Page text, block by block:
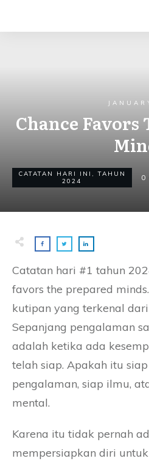
Chance Favors
CATATAN HARI INI ,TAHUN
2024
0
Catatan hari #1 tahun
favors the prepared
kutipan yang terkenal
Sepanjang pengalaman
adalah ketika ada
telah siap. Apakah itu
pengalaman, siap ilmu,
mental.
Karena itu tidak pernah
mempersiapkan diri